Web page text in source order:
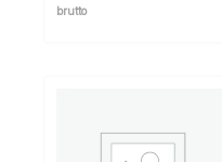
brutto